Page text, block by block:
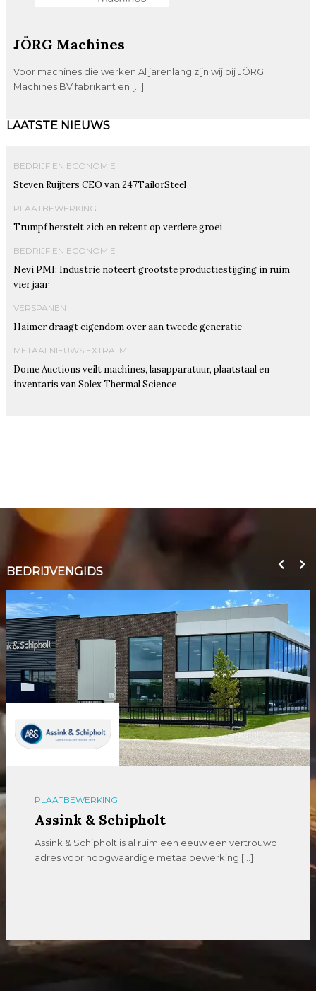
JÖRG Machines
Voor machines die werken Al jarenlang zijn wij bij JÖRG
Machines BV fabrikant en […]
LAATSTE NIEUWS
BEDRIJF EN ECONOMIE
Steven Ruijters CEO van 247TailorSteel
PLAATBEWERKING
Trumpf herstelt zich en rekent op verdere groei
BEDRIJF EN ECONOMIE
Nevi PMI: Industrie noteert grootste productiestijging in ruim
vier jaar
VERSPANEN
Haimer draagt eigendom over aan tweede generatie
METAALNIEUWS EXTRA IM
Dome Auctions veilt machines, lasapparatuur, plaatstaal en
inventaris van Solex Thermal Science
BEDRIJVENGIDS
PLAATBEWERKING
Assink & Schipholt
Assink & Schipholt is al ruim een eeuw een vertrouwd
adres voor hoogwaardige metaalbewerking […]